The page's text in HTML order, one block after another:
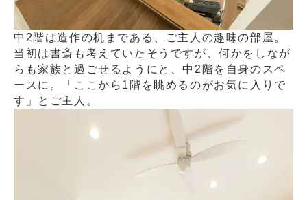
中2階は造作の机まである、ご主人の趣味の部屋。
当初は書斎も考えていたそうですが、何かをしなが
らも家族と過ごせるようにと、中2階を自身のスペ
ースに。「ここから1階を眺めるのがお気に入りで
す」とご主人。